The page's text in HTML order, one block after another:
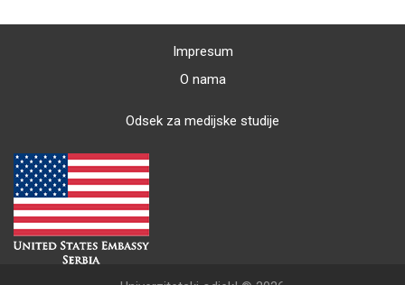
Impresum
O nama
Odsek za medijske studije